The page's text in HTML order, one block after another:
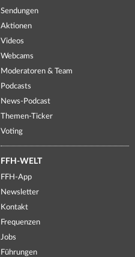
Sendungen
Aktionen
Videos
Webcams
Moderatoren & Team
Podcasts
News-Podcast
Themen-Ticker
Voting
FFH-WELT
FFH-App
Newsletter
Kontakt
Frequenzen
Jobs
Führungen